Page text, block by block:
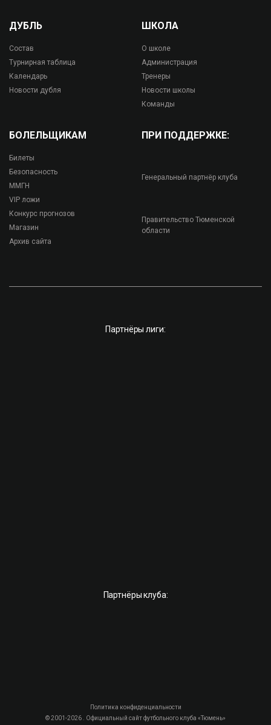
ДУБЛЬ
Состав
Турнирная таблица
Календарь
Новости дубля
ШКОЛА
О школе
Администрация
Тренеры
Новости школы
Команды
БОЛЕЛЬЩИКАМ
Билеты
Безопасность
ММГН
VIP ложи
Конкурс прогнозов
Магазин
Архив сайта
ПРИ ПОДДЕРЖКЕ:
Генеральный партнёр клуба
Правительство Тюменской
области
Партнёры лиги:
Партнёры клуба:
Политика конфиденциальности
© 2001-2026 . Официальный сайт футбольного клуба «Тюмень»